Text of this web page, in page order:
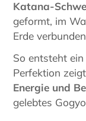
Katana-
geformt, im
Erde
So entsteht
Perfektion
Energie und
gelebtes